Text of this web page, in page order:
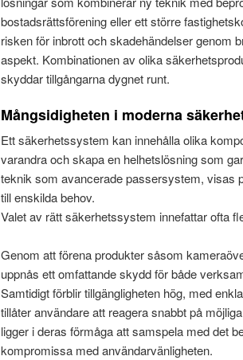
bostadsrättsförening eller ett större
risken för inbrott och skadehändelser genom
aspekt. Kombinationen av olika
skyddar tillgångarna dygnet runt.
Mångsidigheten i moderna
Ett säkerhetssystem kan innehålla olika
varandra och skapa en helhetslösning som
teknik som avancerade passersystem, visas
till enskilda behov.
Valet av rätt säkerhetssystem innefattar ofta
Genom att förena produkter såsom
uppnås ett omfattande skydd för både
Samtidigt förblir tillgängligheten hög, med
tillåter användare att reagera snabbt på
ligger i deras förmåga att samspela med det
kompromissa med användarvänligheten.